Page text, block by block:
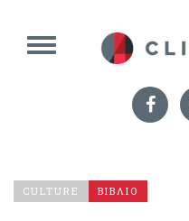
CULTURE ΒΙΒΛΙΟ